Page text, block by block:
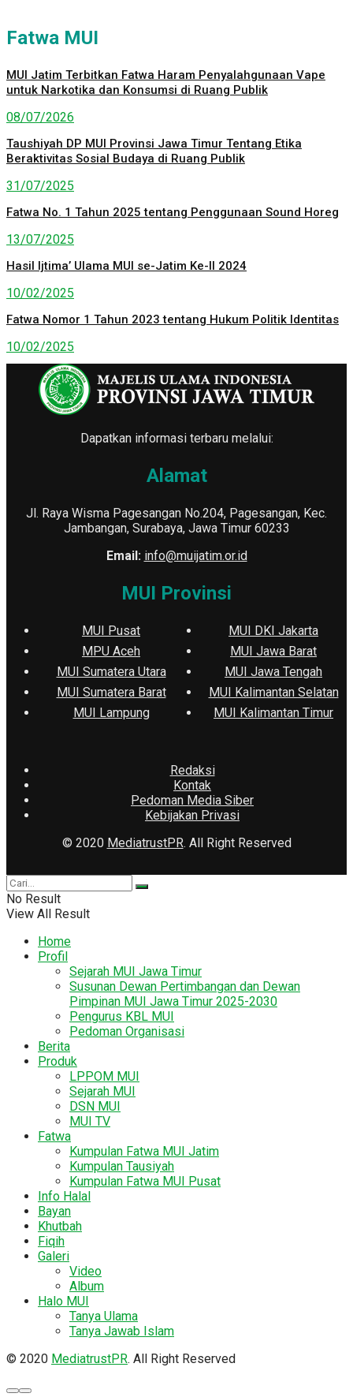
Fatwa MUI
MUI Jatim Terbitkan Fatwa Haram Penyalahgunaan Vape
untuk Narkotika dan Konsumsi di Ruang Publik
08/07/2026
Taushiyah DP MUI Provinsi Jawa Timur Tentang Etika
Beraktivitas Sosial Budaya di Ruang Publik
31/07/2025
Fatwa No. 1 Tahun 2025 tentang Penggunaan Sound Horeg
13/07/2025
Hasil Ijtima’ Ulama MUI se-Jatim Ke-II 2024
10/02/2025
Fatwa Nomor 1 Tahun 2023 tentang Hukum Politik Identitas
10/02/2025
Dapatkan informasi terbaru melalui:
Alamat
Jl. Raya Wisma Pagesangan No.204, Pagesangan, Kec.
Jambangan, Surabaya, Jawa Timur 60233
Email: info@muijatim.or.id
MUI Provinsi
MUI Pusat
MPU Aceh
MUI Sumatera Utara
MUI Sumatera Barat
MUI Lampung
MUI DKI Jakarta
MUI Jawa Barat
MUI Jawa Tengah
MUI Kalimantan Selatan
MUI Kalimantan Timur
Redaksi
Kontak
Pedoman Media Siber
Kebijakan Privasi
© 2020 MediatrustPR. All Right Reserved
No Result
View All Result
Home
Profil
Sejarah MUI Jawa Timur
Susunan Dewan Pertimbangan dan Dewan
Pimpinan MUI Jawa Timur 2025-2030
Pengurus KBL MUI
Pedoman Organisasi
Berita
Produk
LPPOM MUI
Sejarah MUI
DSN MUI
MUI TV
Fatwa
Kumpulan Fatwa MUI Jatim
Kumpulan Tausiyah
Kumpulan Fatwa MUI Pusat
Info Halal
Bayan
Khutbah
Fiqih
Galeri
Video
Album
Halo MUI
Tanya Ulama
Tanya Jawab Islam
© 2020 MediatrustPR. All Right Reserved